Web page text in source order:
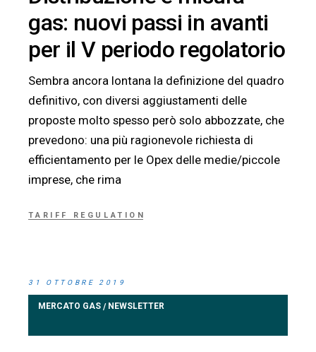
gas: nuovi passi in avanti
per il V periodo regolatorio
Sembra ancora lontana la definizione del quadro
definitivo, con diversi aggiustamenti delle
proposte molto spesso però solo abbozzate, che
prevedono: una più ragionevole richiesta di
efficientamento per le Opex delle medie/piccole
imprese, che rima
TARIFF REGULATION
31 OTTOBRE 2019
MERCATO GAS / NEWSLETTER